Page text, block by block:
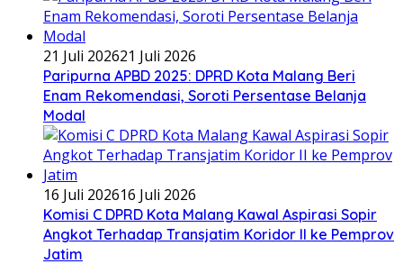
21 Juli 202621 Juli 2026
Paripurna APBD 2025: DPRD Kota Malang Beri
Enam Rekomendasi, Soroti Persentase Belanja
Modal
16 Juli 202616 Juli 2026
Komisi C DPRD Kota Malang Kawal Aspirasi Sopir
Angkot Terhadap Transjatim Koridor II ke Pemprov
Jatim